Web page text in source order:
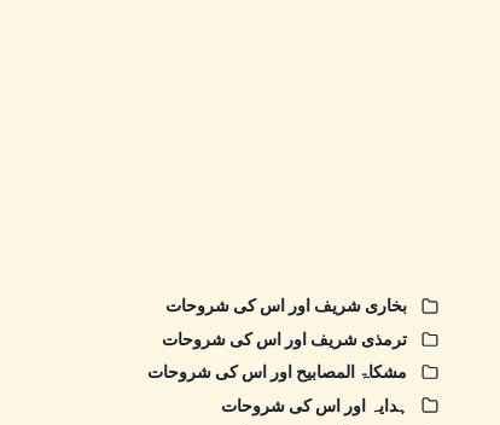
بخاری شریف اور اس کی شروحات
ترمذی شریف اور اس کی شروحات
مشکاۃ المصابیح اور اس کی شروحات
ہدایہ اور اس کی شروحات